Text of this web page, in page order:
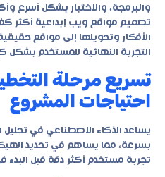
والبرمجة، والاختبار بشكل أسرع
تصميم مواقع ويب إبداعية أكثر
الأفكار وتحويلها إلى مواقع
التجربة النهائية للمستخدم بشكل
تسريع مرحلة
احتياجات المشروع
يساعد الذكاء الاصطناعي في
بسرعة، مما يساهم في تحديد
تجربة مستخدم أكثر دقة قبل البدء